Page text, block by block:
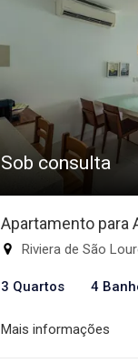
Sob consulta
Apartamento para
Riviera de São
3 Quartos 4
Mais informações